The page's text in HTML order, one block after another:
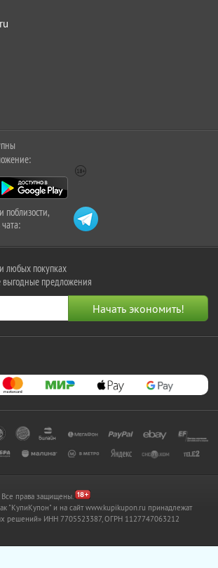
поблизости,
любых покупках
предложения
права защищены.
"КупиКупон" и на сайт www.kupikupon.ru принадлежат
решений» ИНН 7705523387, ОГРН 1127747063212